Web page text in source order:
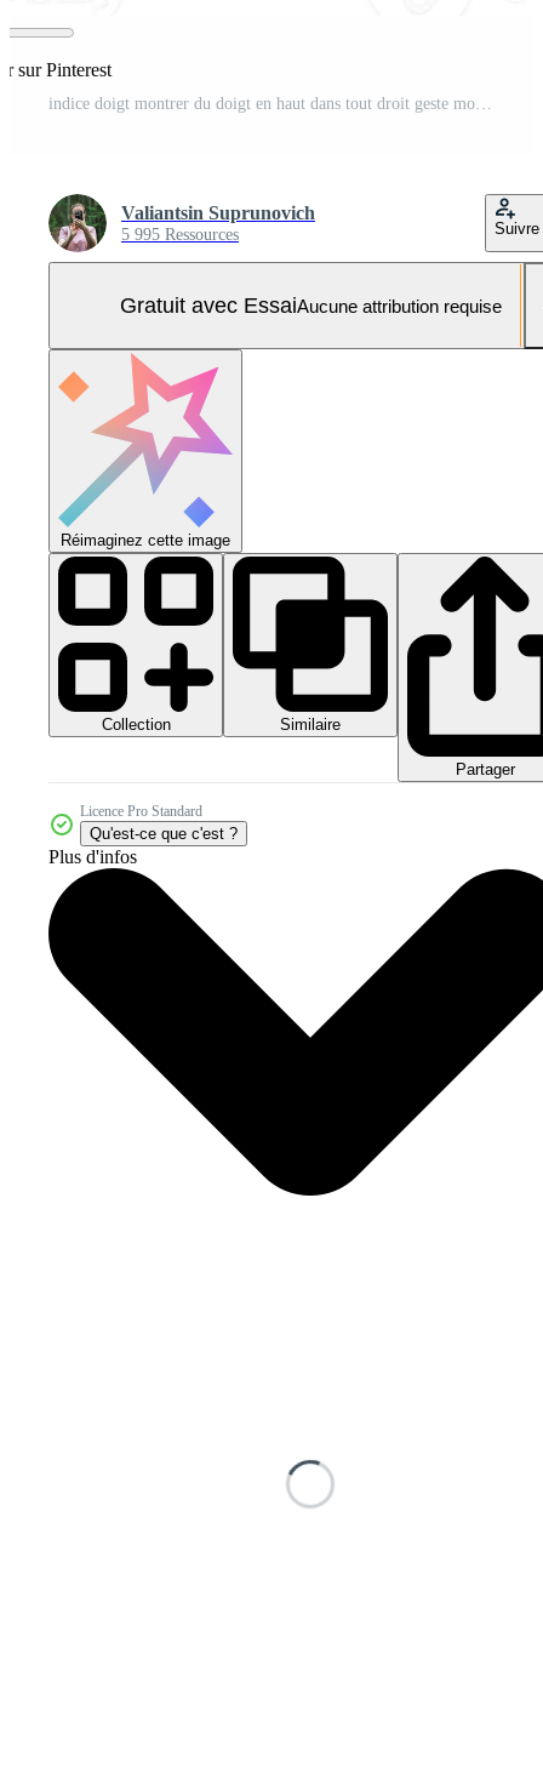
sur Pinterest
indice doigt montrer du doigt en haut dans tout droit geste montrant robinet et presse action. proche en haut de main Photo Pro
Valiantsin Suprunovich
5 995 Ressources Suivre
Gratuit avec EssaiAucune attribution requise
Réimaginez cette image
Collection Similaire
Partager
Licence Pro Standard
Qu'est-ce que c'est ?
Plus d'infos